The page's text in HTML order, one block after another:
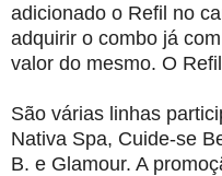
adicionado o Refil no
adquirir o combo já
valor do mesmo. O
São várias linhas
Nativa Spa, Cuide-se
B. e Glamour. A